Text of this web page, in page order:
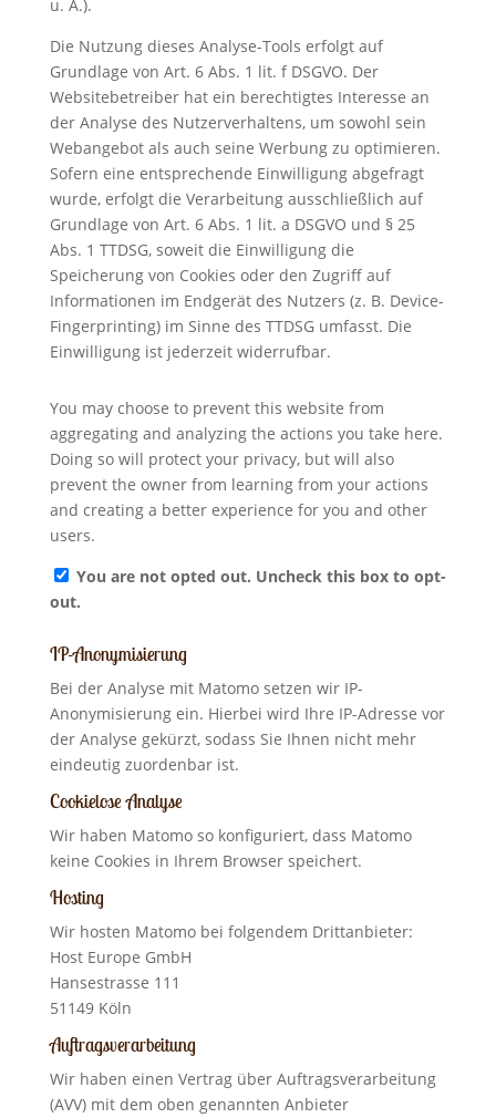
u. Ä.).
Die Nutzung dieses Analyse-Tools erfolgt auf
Grundlage von Art. 6 Abs. 1 lit. f DSGVO. Der
Websitebetreiber hat ein berechtigtes Interesse an
der Analyse des Nutzerverhaltens, um sowohl sein
Webangebot als auch seine Werbung zu optimieren.
Sofern eine entsprechende Einwilligung abgefragt
wurde, erfolgt die Verarbeitung ausschließlich auf
Grundlage von Art. 6 Abs. 1 lit. a DSGVO und § 25
Abs. 1 TTDSG, soweit die Einwilligung die
Speicherung von Cookies oder den Zugriff auf
Informationen im Endgerät des Nutzers (z. B. Device-
Fingerprinting) im Sinne des TTDSG umfasst. Die
Einwilligung ist jederzeit widerrufbar.
You may choose to prevent this website from
aggregating and analyzing the actions you take here.
Doing so will protect your privacy, but will also
prevent the owner from learning from your actions
and creating a better experience for you and other
users.
You are not opted out. Uncheck this box to opt-
out.
IP-Anonymisierung
Bei der Analyse mit Matomo setzen wir IP-
Anonymisierung ein. Hierbei wird Ihre IP-Adresse vor
der Analyse gekürzt, sodass Sie Ihnen nicht mehr
eindeutig zuordenbar ist.
Cookielose Analyse
Wir haben Matomo so konfiguriert, dass Matomo
keine Cookies in Ihrem Browser speichert.
Hosting
Wir hosten Matomo bei folgendem Drittanbieter:
Host Europe GmbH
Hansestrasse 111
51149 Köln
Auftragsverarbeitung
Wir haben einen Vertrag über Auftragsverarbeitung
(AVV) mit dem oben genannten Anbieter